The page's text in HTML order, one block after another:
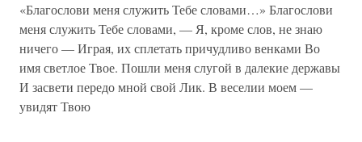
«Благослови меня служить Тебе словами…» Благослови
меня служить Тебе словами, — Я, кроме слов, не знаю
ничего — Играя, их сплетать причудливо венками Во
имя светлое Твое. Пошли меня слугой в далекие державы
И засвети передо мной свой Лик. В веселии моем —
увидят Твою